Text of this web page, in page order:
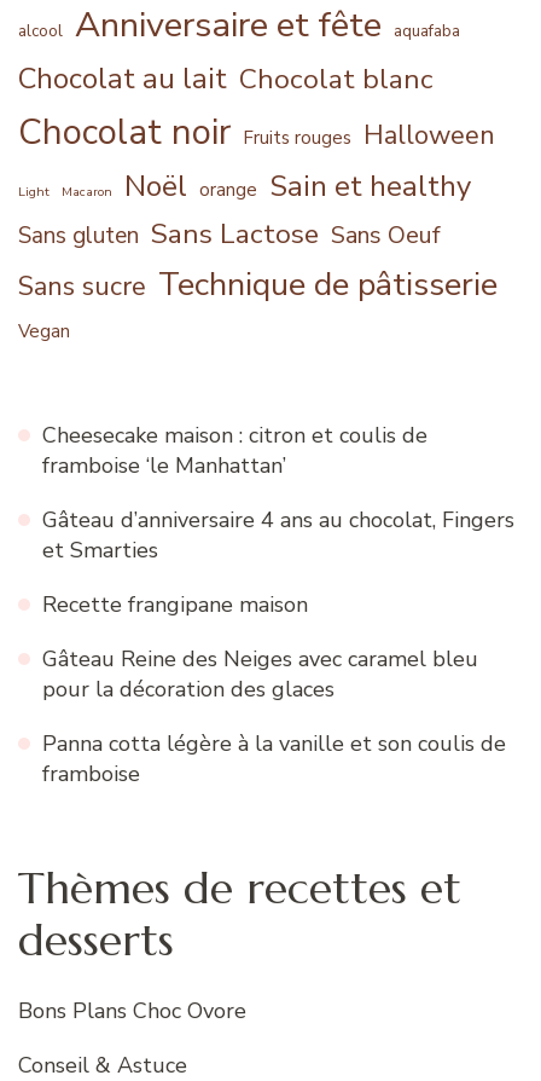
alcool Anniversaire et fête aquafaba
Chocolat au lait Chocolat blanc
Chocolat noir Fruits rouges Halloween
Light Macaron Noël orange Sain et healthy
Sans gluten Sans Lactose Sans Oeuf
Sans sucre Technique de pâtisserie
Vegan
Cheesecake maison : citron et coulis de
framboise ‘le Manhattan’
Gâteau d’anniversaire 4 ans au chocolat, Fingers
et Smarties
Recette frangipane maison
Gâteau Reine des Neiges avec caramel bleu
pour la décoration des glaces
Panna cotta légère à la vanille et son coulis de
framboise
Thèmes de recettes et
desserts
Bons Plans Choc Ovore
Conseil & Astuce